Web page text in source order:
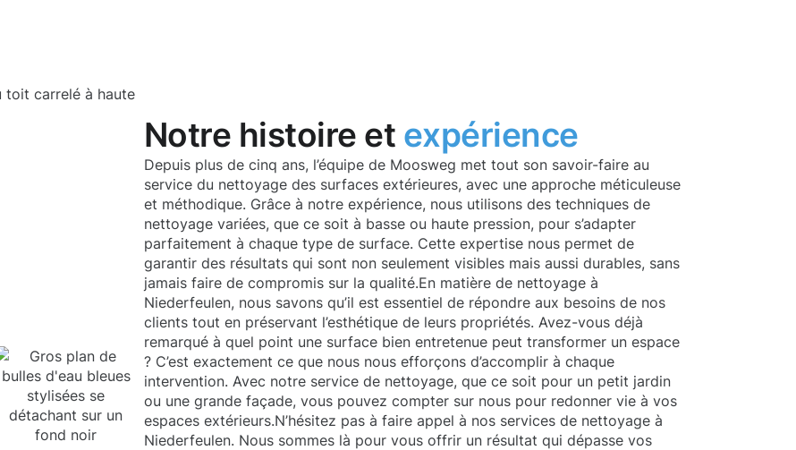
Notre histoire et expérience
Depuis plus de cinq ans, l’équipe de Moosweg met tout son savoir-faire au
service du nettoyage des surfaces extérieures, avec une approche méticuleuse
et méthodique. Grâce à notre expérience, nous utilisons des techniques de
nettoyage variées, que ce soit à basse ou haute pression, pour s’adapter
parfaitement à chaque type de surface. Cette expertise nous permet de
garantir des résultats qui sont non seulement visibles mais aussi durables, sans
jamais faire de compromis sur la qualité.En matière de nettoyage à
Niederfeulen, nous savons qu’il est essentiel de répondre aux besoins de nos
clients tout en préservant l’esthétique de leurs propriétés. Avez-vous déjà
remarqué à quel point une surface bien entretenue peut transformer un espace
? C’est exactement ce que nous nous efforçons d’accomplir à chaque
intervention. Avec notre service de nettoyage, que ce soit pour un petit jardin
ou une grande façade, vous pouvez compter sur nous pour redonner vie à vos
espaces extérieurs.N’hésitez pas à faire appel à nos services de nettoyage à
Niederfeulen. Nous sommes là pour vous offrir un résultat qui dépasse vos